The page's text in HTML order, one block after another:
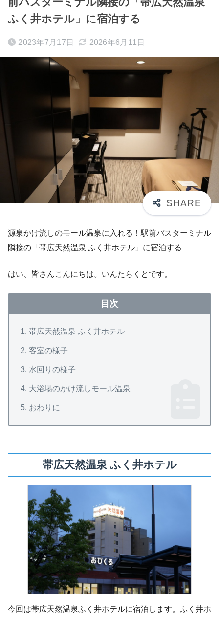
ふく井ホテル」に宿泊する
2023年7月17日 2026年6月11日
源泉かけ流しのモール温泉に入れる！駅前バスターミナル
隣接の「帯広天然温泉 ふく井ホテル」に宿泊する
はい、皆さんこんにちは。いんたらくとです。
目次
帯広天然温泉 ふく井ホテル
客室の様子
水回りの様子
大浴場のかけ流しモール温泉
おわりに
帯広天然温泉 ふく井ホテル
今回は帯広天然温泉ふく井ホテルに宿泊します。ふく井ホ